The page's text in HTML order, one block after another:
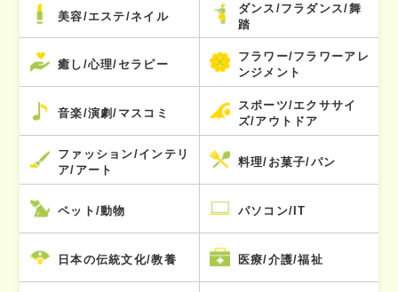
美容/エステ/ネイル
ダンス/フラダンス/舞
踏
癒し/心理/セラピー
フラワー/フラワーアレ
ンジメント
音楽/演劇/マスコミ
スポーツ/エクササイ
ズ/アウトドア
ファッション/インテリ
ア/アート
料理/お菓子/パン
ペット/動物 パソコン/IT
日本の伝統文化/教養 医療/介護/福祉